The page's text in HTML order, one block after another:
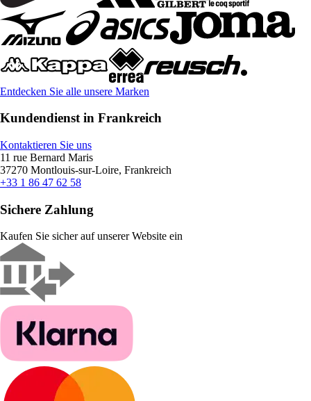
Entdecken Sie alle unsere Marken
Kundendienst in Frankreich
Kontaktieren Sie uns
11 rue Bernard Maris
37270 Montlouis-sur-Loire, Frankreich
+33 1 86 47 62 58
Sichere Zahlung
Kaufen Sie sicher auf unserer Website ein